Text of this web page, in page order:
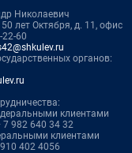
Николаевич
лет Октября, д. 11, офис
60
органов:
клиентами
7 982 640 34 32
клиентами
402 4056